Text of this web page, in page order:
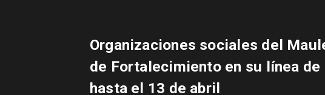
Organizaciones sociales del
de Fortalecimiento en su línea
hasta el 13 de abril